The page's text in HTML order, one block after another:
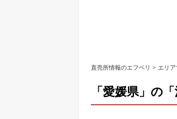
直売所情報のエフペリ > エリ
「愛媛県」の